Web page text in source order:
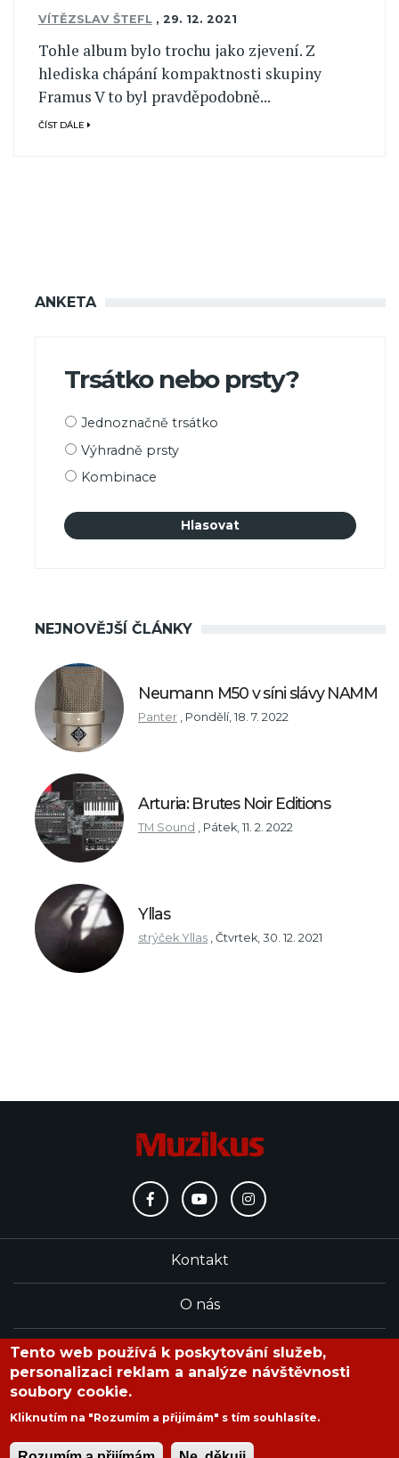
VÍTĚZSLAV ŠTEFL , 29. 12. 2021
Tohle album bylo trochu jako zjevení. Z
hlediska chápání kompaktnosti skupiny
Framus V to byl pravděpodobně...
ČÍST DÁLE
ANKETA
Trsátko nebo prsty?
Možnosti
Jednoznačně trsátko
Výhradně prsty
Kombinace
NEJNOVĚJŠÍ ČLÁNKY
Neumann M50 v síni slávy NAMM
Panter , Pondělí, 18. 7. 2022
Arturia: Brutes Noir Editions
TM Sound , Pátek, 11. 2. 2022
Yllas
strýček Yllas , Čtvrtek, 30. 12. 2021
Kontakt
O nás
Redakce
Tento web používá k poskytování služeb,
personalizaci reklam a analýze návštěvnosti
soubory cookie.
Kliknutím na "Rozumím a přijímám" s tím souhlasíte.